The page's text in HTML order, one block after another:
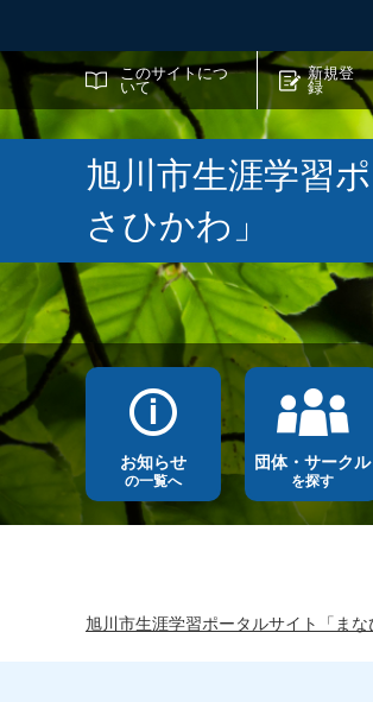
このサイトにつ
いて
新規登
録
サイト内検索
旭川市生涯学習
さひかわ」
お知らせ
の一覧へ
団体・サークル
を探す
旭川市生涯学習ポータルサイト「まな